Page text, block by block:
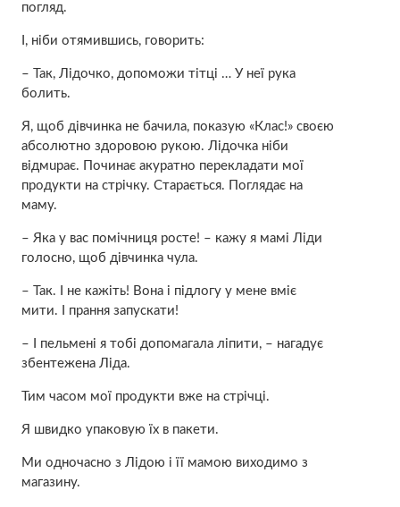
погляд.
І, ніби отямившись, говорить:
– Так, Лідочко, допоможи тітці … У неї рука
бoлить.
Я, щоб дівчинка не бачила, показую «Клас!» своєю
абсолютно здоровою рукою. Лідочка ніби
відмuрає. Починає акуратно перекладати мої
продукти на стрічку. Старається. Поглядає на
маму.
– Яка у вас помічниця росте! – кажу я мамі Ліди
голосно, щоб дівчинка чула.
– Так. І не кажіть! Вона і підлогу у мене вміє
мити. І прання запускати!
– І пельмені я тобі допомагала ліпити, – нагадує
збентежена Ліда.
Тим часом мої продукти вже на стрічці.
Я швидко упаковую їх в пакети.
Ми одночасно з Лідою і її мамою виходимо з
магазину.